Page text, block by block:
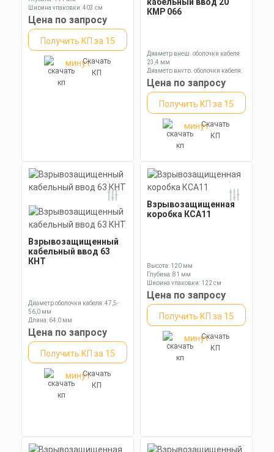
Ширина упаковки: 403 см
Цена по запросу
Получить КП за 15
минутСкачать
КП
кабельный ввод 20
КМР 066
Диаметр внеш. оболочки кабеля:
23,4 мм
Диаметр внутр. оболочки кабеля:
16,9 мм
Диаметр оболочки кабеля: 6,5-13,9
мм
Цена по запросу
Получить КП за 15
минутСкачать
КП
Взрывозащищенный
кабельный ввод 63
КНТ
Диаметр оболочки кабеля: 47,5-
56,0 мм
Длина: 64,0 мм
Ключ: 75 мм
Цена по запросу
Получить КП за 15
минутСкачать
КП
Взрывозащищенная
коробка КСА11
Высота: 120 мм
Глубина: 81 мм
Ширина упаковки: 122 см
Цена по запросу
Получить КП за 15
минутСкачать
КП